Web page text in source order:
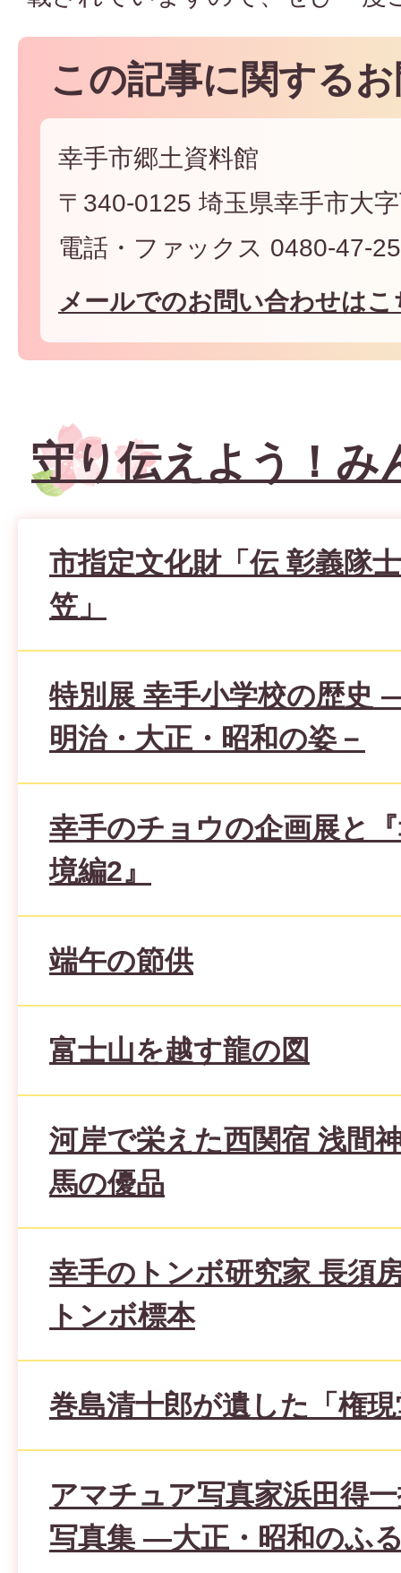
この記事に関する
幸手市郷土資料館
〒340-0125 埼玉県幸手市大
電話・ファックス 0480-47-
メールでのお問い合わせは
守り伝えよう！み
市指定文化財「伝 彰義隊
笠」
特別展 幸手小学校の歴史
明治・大正・昭和の姿－
幸手のチョウの企画展と
境編2』
端午の節供
富士山を越す龍の図
河岸で栄えた西関宿 浅間
馬の優品
幸手のトンボ研究家 長須
トンボ標本
巻島清十郎が遺した「権
アマチュア写真家浜田得
写真集 ―大正・昭和のふ